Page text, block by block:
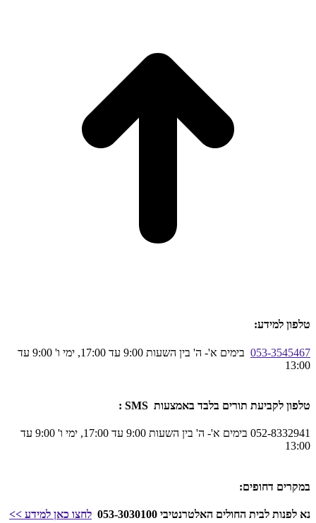
טלפון למידע:
053-3545467
בימים א'- ה' בין השעות 9:00 עד 17:00, ימי ו' 9:00 עד
13:00
טלפון לקביעת תורים בלבד באמצעות SMS :
052-8332941 בימים א'- ה' בין השעות 9:00 עד 17:00, ימי ו' 9:00 עד
13:00
במקרים דחופים:
נא לפנות לבית החולים האלטרנטיבי 053-3030100 לחצו כאן למידע >>